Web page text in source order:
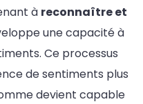
à reconnaître et
une capacité à
Ce processus
de sentiments plus
devient capable